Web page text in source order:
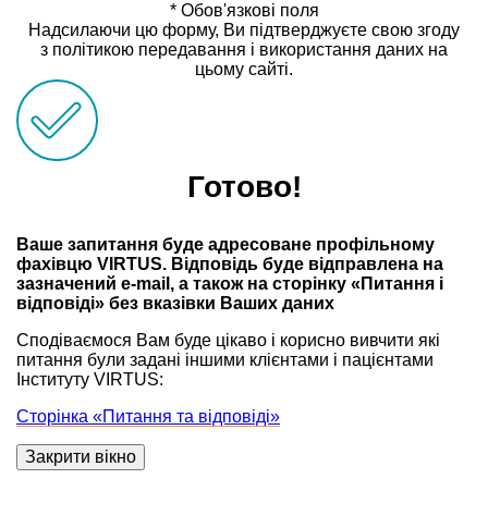
* Обов'язкові поля
Надсилаючи цю форму, Ви підтверджуєте свою згоду
з політикою передавання і використання даних на
цьому сайті.
Готово!
Ваше запитання буде адресоване профільному
фахівцю VIRTUS. Відповідь буде відправлена на
зазначений e-mail, а також на сторінку «Питання і
відповіді» без вказівки Ваших даних
Сподіваємося Вам буде цікаво і корисно вивчити які
питання були задані іншими клієнтами і пацієнтами
Інституту VIRTUS:
Сторінка «Питання та відповіді»
Закрити вікно